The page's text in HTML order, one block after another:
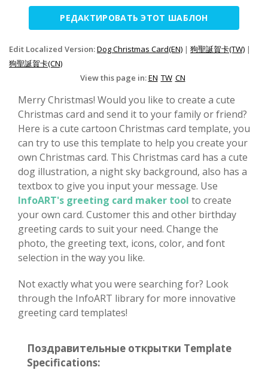
РЕДАКТИРОВАТЬ ЭТОТ ШАБЛОН
Edit Localized Version:Dog Christmas Card(EN) | 狗聖誕賀卡(TW) |
狗聖誕賀卡(CN)
View this page in:EN TW CN
Merry Christmas! Would you like to create a cute
Christmas card and send it to your family or friend?
Here is a cute cartoon Christmas card template, you
can try to use this template to help you create your
own Christmas card. This Christmas card has a cute
dog illustration, a night sky background, also has a
textbox to give you input your message. Use
InfoART's greeting card maker tool to create
your own card. Customer this and other birthday
greeting cards to suit your need. Change the
photo, the greeting text, icons, color, and font
selection in the way you like.
Not exactly what you were searching for? Look
through the InfoART library for more innovative
greeting card templates!
Поздравительные открытки Template
Specifications: